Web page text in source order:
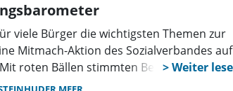
viele Bürger die wichtigsten Themen zur
Mitmach-Aktion des Sozialverbandes auf
roten Bällen stimmten Besucher über
suchten das Gespräch mit den